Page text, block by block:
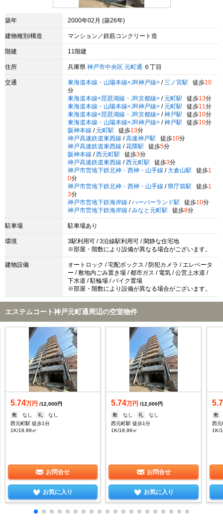
築年 2000年02月 (築26年)
建物種別/構造 マンション／鉄筋コンクリート造
階建 11階建
住所 兵庫県 神戸市中央区 元町通 ６丁目
交通 東海道本線・山陽本線<JR神戸線> / 三ノ宮駅 徒歩10
分
東海道本線<琵琶湖線・JR京都線> / 元町駅 徒歩13分
東海道本線・山陽本線<JR神戸線> / 元町駅 徒歩11 分
東海道本線<琵琶湖線・JR京都線> / 神戸駅 徒歩10分
東海道本線・山陽本線<JR神戸線> / 神戸駅 徒歩10分
阪神本線 / 元町駅 徒歩13分
神戸高速鉄道東西線 / 高速神戸駅 徒歩10分
神戸高速鉄道東西線 / 花隈駅 徒歩5分
阪神本線 / 西元町駅 徒歩3分
神戸高速鉄道東西線 / 西元町駅 徒歩3分
神戸市営地下鉄北神・西神・山手線 / 大倉山駅 徒歩1
0分
神戸市営地下鉄北神・西神・山手線 / 県庁前駅 徒歩1
3分
神戸市営地下鉄海岸線 / ハーバーランド駅 徒歩10分
神戸市営地下鉄海岸線 / みなと元町駅 徒歩8分
駐車場 駐車場あり
環境
3駅利用可 / 3沿線駅利用可 / 閑静な住宅地
※部屋・階数により設備が異なる場合がございます。
建物設備
オートロック / 宅配ボックス / 防犯カメラ / エレベータ
ー / 敷地内ごみ置き場 / 都市ガス / 電気 / 公営上水道 /
下水道 / 駐輪場 / バイク置場
※部屋・階数により設備が異なる場合がございます。
エステムコート神戸元町通周辺の空室物件
5.74万円 /12,000円
敷
なし 礼
なし
西元町駅 徒歩1分
1K/18.99㎡
お問合せ
お気に入り
5.74万円 /12,000円
敷
なし 礼
なし
西元町駅 徒歩1分
1K/18.99㎡
お問合せ
お気に入り
敷
西元
1K/